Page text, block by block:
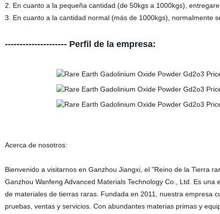
2. En cuanto a la pequeña cantidad (de 50kgs a 1000kgs),
3. En cuanto a la cantidad normal (más de 1000kgs), normalmente
--------------------- Perfil de la empresa:
Acerca de nosotros:
Bienvenido a visitarnos en Ganzhou Jiangxi, el "Reino de la Tierra
Ganzhou Wanfeng Advanced Materials Technology Co., Ltd. Es
de materiales de tierras raras. Fundada en 2011, nuestra empresa
pruebas, ventas y servicios. Con abundantes materias primas y